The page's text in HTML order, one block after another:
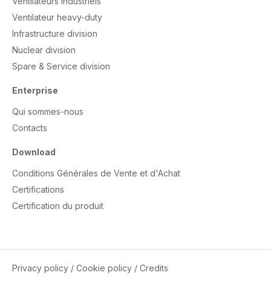
Ventilateur heavy-duty
Infrastructure division
Nuclear division
Spare & Service division
Enterprise
Qui sommes-nous
Contacts
Download
Conditions Générales de Vente et d'Achat
Certifications
Certification du produit
Privacy policy / Cookie policy / Credits